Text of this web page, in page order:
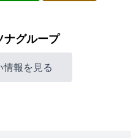
ナグループ
報を見る